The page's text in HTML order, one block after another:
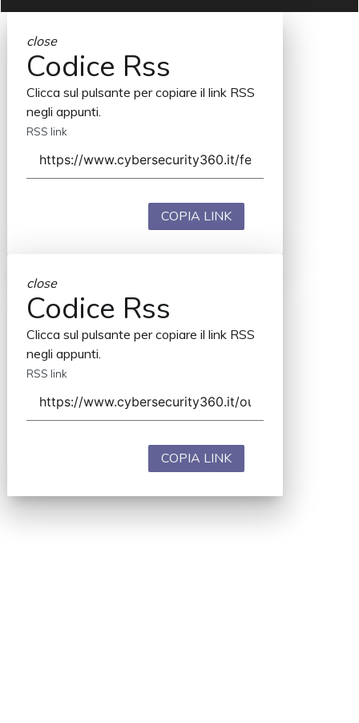
close
Codice Rss
Clicca sul pulsante per copiare il link RSS
negli appunti.
RSS link
COPIA LINK
close
Codice Rss
Clicca sul pulsante per copiare il link RSS
negli appunti.
RSS link
COPIA LINK